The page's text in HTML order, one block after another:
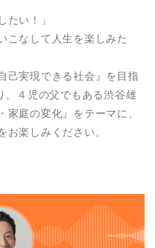
たい！」
こなして人生を楽しみた
己実現できる社会』を目指
、４児の父でもある渋谷雄
家庭の変化』をテーマに、
お楽しみください。